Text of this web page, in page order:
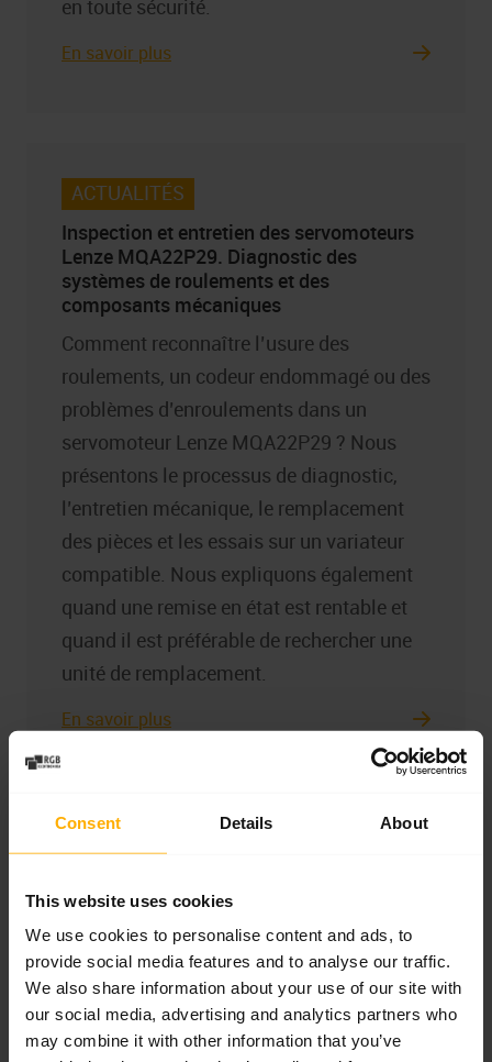
Consent Details About
This website uses cookies
We use cookies to personalise content and ads, to
provide social media features and to analyse our traffic.
We also share information about your use of our site with
our social media, advertising and analytics partners who
may combine it with other information that you’ve
en toute sécurité.
En savoir plus
ACTUALITÉS
Inspection et entretien des servomoteurs
Lenze MQA22P29. Diagnostic des
systèmes de roulements et des
composants mécaniques
Comment reconnaître l’usure des
roulements, un codeur endommagé ou des
problèmes d’enroulements dans un
servomoteur Lenze MQA22P29 ? Nous
présentons le processus de diagnostic,
l’entretien mécanique, le remplacement
des pièces et les essais sur un variateur
compatible. Nous expliquons également
quand une remise en état est rentable et
quand il est préférable de rechercher une
unité de remplacement.
En savoir plus